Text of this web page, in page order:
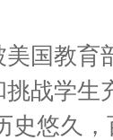
国教育
战学生
史悠久